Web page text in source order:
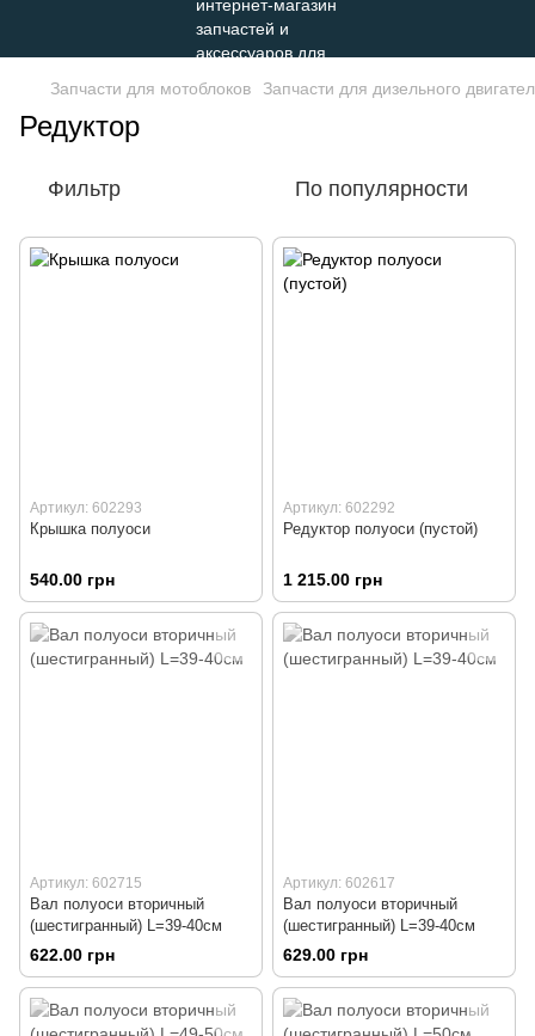
Запчасти для мотоблоков Запчасти для дизельного
Редуктор
Фильтр По популярности
Артикул: 602293
Крышка полуоси
540.00 грн
Артикул: 602292
Редуктор полуоси (пустой)
1 215.00 грн
Артикул: 602715
Вал полуоси вторичный
(шестигранный) L=39-40см
622.00 грн
Артикул: 602617
Вал полуоси вторичный
(шестигранный) L=39-40см
629.00 грн